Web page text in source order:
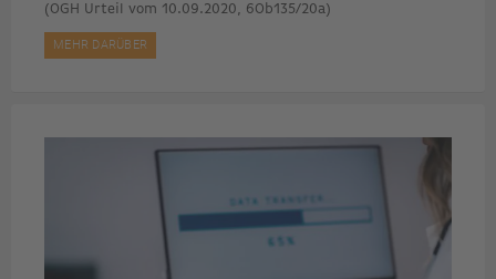
(OGH Urteil vom 10.09.2020, 6Ob135/20a)
MEHR DARÜBER